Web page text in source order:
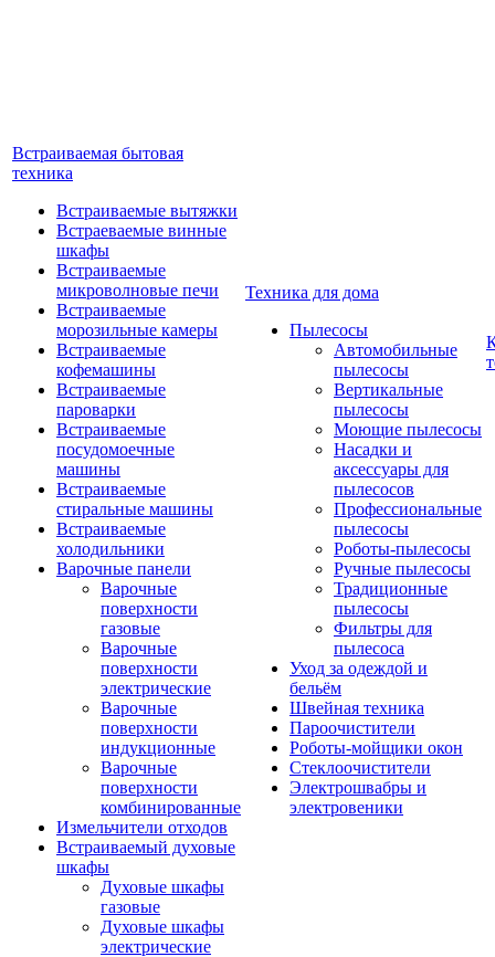
Встраиваемая бытовая
техника
Встраиваемые вытяжки
Встраеваемые винные
шкафы
Встраиваемые
микроволновые печи
Встраиваемые
морозильные камеры
Встраиваемые
кофемашины
Встраиваемые
пароварки
Встраиваемые
посудомоечные
машины
Встраиваемые
стиральные машины
Встраиваемые
холодильники
Варочные панели
Варочные
поверхности
газовые
Варочные
поверхности
электрические
Варочные
поверхности
индукционные
Варочные
поверхности
комбинированные
Измельчители отходов
Встраиваемый духовые
шкафы
Духовые шкафы
газовые
Духовые шкафы
электрические
Техника для дома
Пылесосы
Автомобильные
пылесосы
Вертикальные
пылесосы
Моющие пылесосы
Насадки и
аксессуары для
пылесосов
Профессиональные
пылесосы
Роботы-пылесосы
Ручные пылесосы
Традиционные
пылесосы
Фильтры для
пылесоса
Уход за одеждой и
бельём
Швейная техника
Пароочистители
Роботы-мойщики окон
Стеклоочистители
Электрошвабры и
электровеники